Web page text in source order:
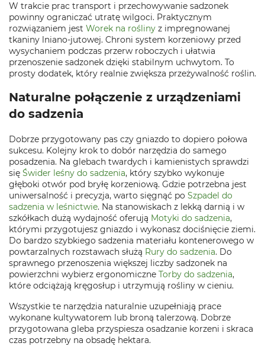
W trakcie prac transport i przechowywanie sadzonek
powinny ograniczać utratę wilgoci. Praktycznym
rozwiązaniem jest Worek na rośliny z impregnowanej
tkaniny lniano‑jutowej. Chroni system korzeniowy przed
wysychaniem podczas przerw roboczych i ułatwia
przenoszenie sadzonek dzięki stabilnym uchwytom. To
prosty dodatek, który realnie zwiększa przeżywalność roślin.
Naturalne połączenie z urządzeniami
do sadzenia
Dobrze przygotowany pas czy gniazdo to dopiero połowa
sukcesu. Kolejny krok to dobór narzędzia do samego
posadzenia. Na glebach twardych i kamienistych sprawdzi
się Świder leśny do sadzenia, który szybko wykonuje
głęboki otwór pod bryłę korzeniową. Gdzie potrzebna jest
uniwersalność i precyzja, warto sięgnąć po Szpadel do
sadzenia w leśnictwie. Na stanowiskach z lekką darnią i w
szkółkach dużą wydajność oferują Motyki do sadzenia,
którymi przygotujesz gniazdo i wykonasz dociśnięcie ziemi.
Do bardzo szybkiego sadzenia materiału kontenerowego w
powtarzalnych rozstawach służą Rury do sadzenia. Do
sprawnego przenoszenia większej liczby sadzonek na
powierzchni wybierz ergonomiczne Torby do sadzenia,
które odciążają kręgosłup i utrzymują rośliny w cieniu.
Wszystkie te narzędzia naturalnie uzupełniają prace
wykonane kultywatorem lub broną talerzową. Dobrze
przygotowana gleba przyspiesza osadzanie korzeni i skraca
czas potrzebny na obsadę hektara.